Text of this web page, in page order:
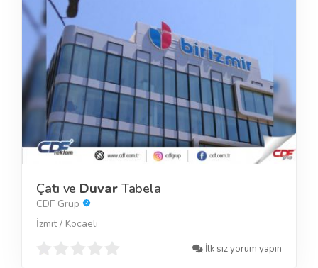
Çatı ve DuvarTabela
CDF Grup
İzmit / Kocaeli
İlk siz yorum yapın